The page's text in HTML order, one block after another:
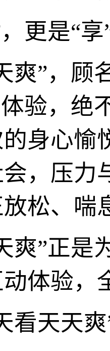
，更是“
爽”，顾
验，绝
身心愉
，压力
松、喘
爽”正是
体验，
看天天